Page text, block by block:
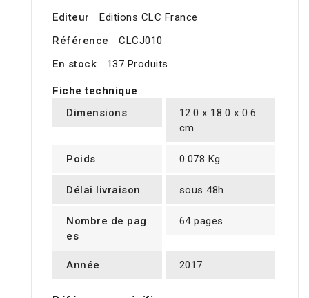
Editeur
Editions CLC France
Référence
CLCJ010
En stock
137 Produits
Fiche technique
Dimensions
12.0 x 18.0 x 0.6
cm
Poids 0.078 Kg
Délai livraison sous 48h
Nombre de pag
es
64 pages
Année 2017